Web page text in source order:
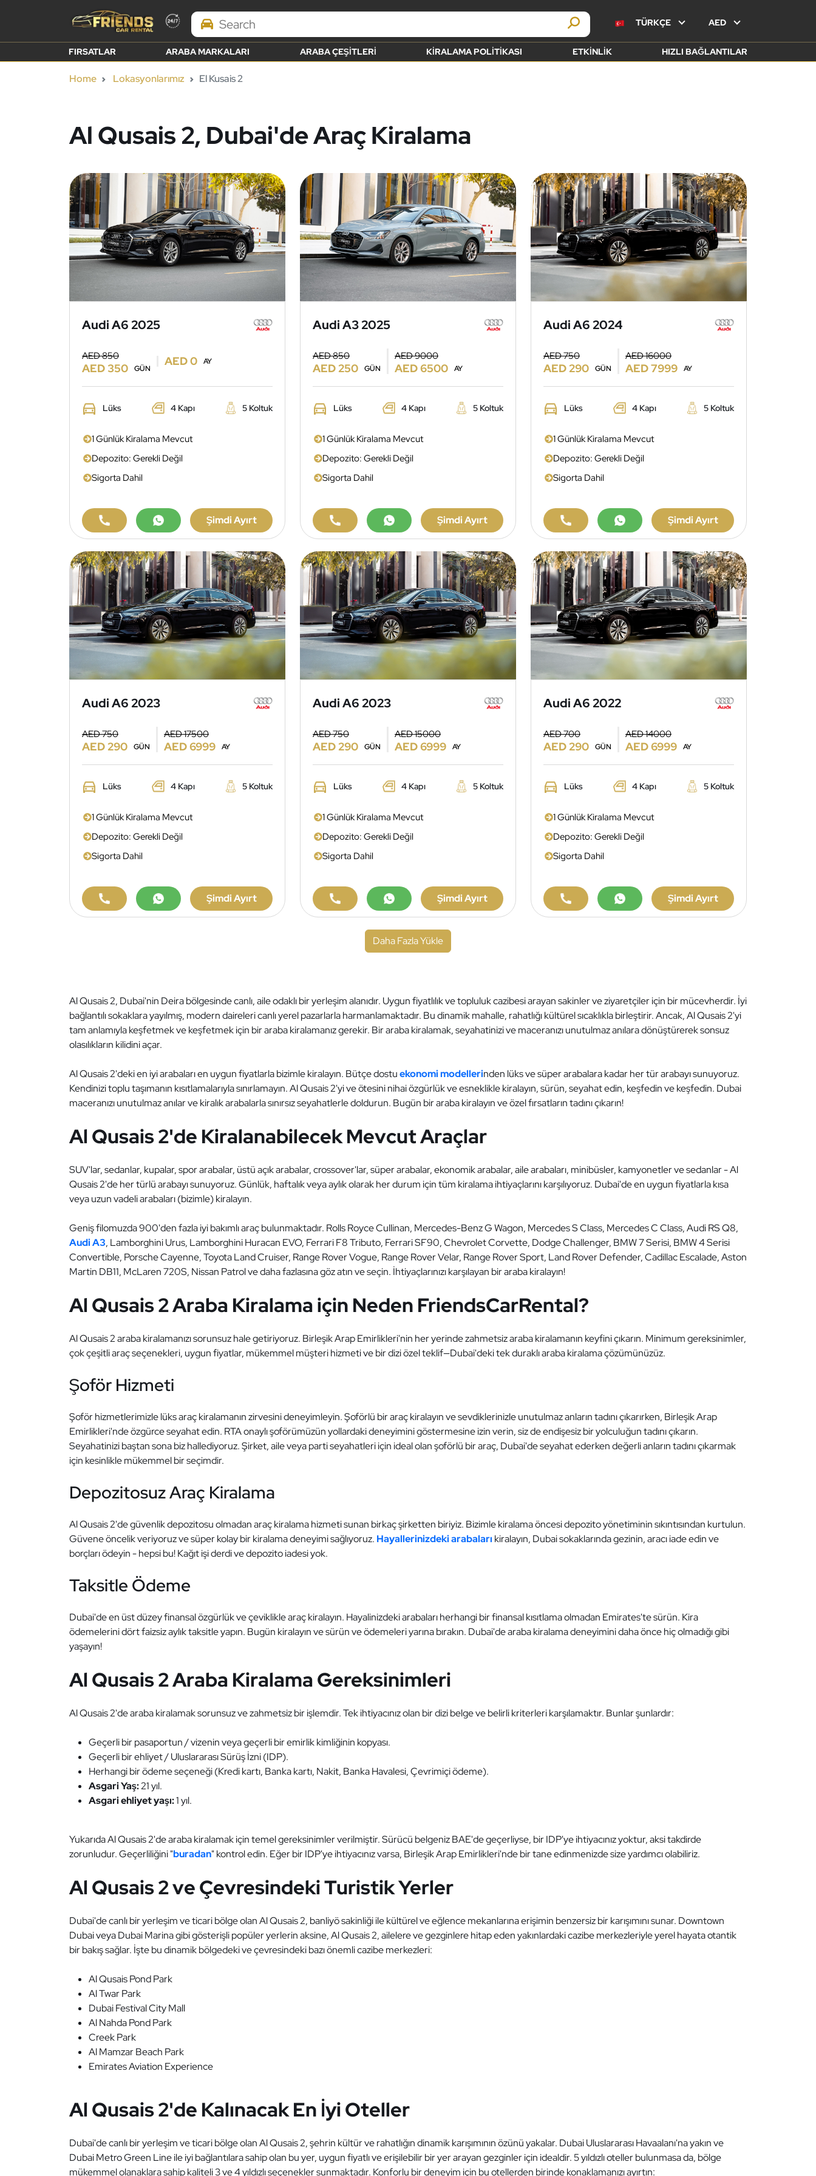
Search Brands TÜRKÇE AED
FIRSATLAR ARABA MARKALARI ARABA ÇEŞITLERI KIRALAMA POLITIKASI ETKINLIK HIZLI BAĞLANTILAR
Home Lokasyonlarımız El Kusais 2
Al Qusais 2, Dubai'de Araç Kiralama
Audi A6 2025
AED 850
AED 350 GÜN
AED 0 AY
Lüks 4 Kapı 5 Koltuk
1 Günlük Kiralama Mevcut
Depozito: Gerekli Değil
Sigorta Dahil
Şimdi Ayırt
Audi A3 2025
AED 850
AED 250 GÜN
AED 9000
AED 6500 AY
Lüks 4 Kapı 5 Koltuk
1 Günlük Kiralama Mevcut
Depozito: Gerekli Değil
Sigorta Dahil
Şimdi Ayırt
Audi A6 2024
AED 750
AED 290 GÜN
AED 16000
AED 7999 AY
Lüks 4 Kapı 5 Koltuk
1 Günlük Kiralama Mevcut
Depozito: Gerekli Değil
Sigorta Dahil
Şimdi Ayırt
Audi A6 2023
AED 750
AED 290 GÜN
AED 17500
AED 6999 AY
Lüks 4 Kapı 5 Koltuk
1 Günlük Kiralama Mevcut
Depozito: Gerekli Değil
Sigorta Dahil
Şimdi Ayırt
Audi A6 2023
AED 750
AED 290 GÜN
AED 15000
AED 6999 AY
Lüks 4 Kapı 5 Koltuk
1 Günlük Kiralama Mevcut
Depozito: Gerekli Değil
Sigorta Dahil
Şimdi Ayırt
Audi A6 2022
AED 700
AED 290 GÜN
AED 14000
AED 6999 AY
Lüks 4 Kapı 5 Koltuk
1 Günlük Kiralama Mevcut
Depozito: Gerekli Değil
Sigorta Dahil
Şimdi Ayırt
Daha Fazla Yükle
Al Qusais 2, Dubai'nin Deira bölgesinde canlı, aile odaklı bir yerleşim alanıdır. Uygun fiyatlılık ve topluluk cazibesi arayan sakinler ve ziyaretçiler için bir mücevherdir. İyi
bağlantılı sokaklara yayılmış, modern daireleri canlı yerel pazarlarla harmanlamaktadır. Bu dinamik mahalle, rahatlığı kültürel sıcaklıkla birleştirir. Ancak, Al Qusais 2'yi
tam anlamıyla keşfetmek ve keşfetmek için bir araba kiralamanız gerekir. Bir araba kiralamak, seyahatinizi ve maceranızı unutulmaz anılara dönüştürerek sonsuz
olasılıkların kilidini açar.
Al Qusais 2'deki en iyi arabaları en uygun fiyatlarla bizimle kiralayın. Bütçe dostuekonomi modellerinden lüks ve süper arabalara kadar her tür arabayı sunuyoruz.
Kendinizi toplu taşımanın kısıtlamalarıyla sınırlamayın. Al Qusais 2'yi ve ötesini nihai özgürlük ve esneklikle kiralayın, sürün, seyahat edin, keşfedin ve keşfedin. Dubai
maceranızı unutulmaz anılar ve kiralık arabalarla sınırsız seyahatlerle doldurun. Bugün bir araba kiralayın ve özel fırsatların tadını çıkarın!
Al Qusais 2'de Kiralanabilecek Mevcut Araçlar
SUV'lar, sedanlar, kupalar, spor arabalar, üstü açık arabalar, crossover'lar, süper arabalar, ekonomik arabalar, aile arabaları, minibüsler, kamyonetler ve sedanlar - Al
Qusais 2'de her türlü arabayı sunuyoruz. Günlük, haftalık veya aylık olarak her durum için tüm kiralama ihtiyaçlarını karşılıyoruz. Dubai'de en uygun fiyatlarla kısa
veya uzun vadeli arabaları (bizimle) kiralayın.
Geniş filomuzda 900'den fazla iyi bakımlı araç bulunmaktadır. Rolls Royce Cullinan, Mercedes-Benz G Wagon, Mercedes S Class, Mercedes C Class, Audi RS Q8,
Audi A3, Lamborghini Urus, Lamborghini Huracan EVO, Ferrari F8 Tributo, Ferrari SF90, Chevrolet Corvette, Dodge Challenger, BMW 7 Serisi, BMW 4 Serisi
Convertible, Porsche Cayenne, Toyota Land Cruiser, Range Rover Vogue, Range Rover Velar, Range Rover Sport, Land Rover Defender, Cadillac Escalade, Aston
Martin DB11, McLaren 720S, Nissan Patrol ve daha fazlasına göz atın ve seçin. İhtiyaçlarınızı karşılayan bir araba kiralayın!
Al Qusais 2 Araba Kiralama için Neden FriendsCarRental?
Al Qusais 2 araba kiralamanızı sorunsuz hale getiriyoruz. Birleşik Arap Emirlikleri'nin her yerinde zahmetsiz araba kiralamanın keyfini çıkarın. Minimum gereksinimler,
çok çeşitli araç seçenekleri, uygun fiyatlar, mükemmel müşteri hizmeti ve bir dizi özel teklif—Dubai'deki tek duraklı araba kiralama çözümünüzüz.
Şoför Hizmeti
Şoför hizmetlerimizle lüks araç kiralamanın zirvesini deneyimleyin. Şoförlü bir araç kiralayın ve sevdiklerinizle unutulmaz anların tadını çıkarırken, Birleşik Arap
Emirlikleri'nde özgürce seyahat edin. RTA onaylı şoförümüzün yollardaki deneyimini göstermesine izin verin, siz de endişesiz bir yolculuğun tadını çıkarın.
Seyahatinizi baştan sona biz hallediyoruz. Şirket, aile veya parti seyahatleri için ideal olan şoförlü bir araç, Dubai'de seyahat ederken değerli anların tadını çıkarmak
için kesinlikle mükemmel bir seçimdir.
Depozitosuz Araç Kiralama
Al Qusais 2'de güvenlik depozitosu olmadan araç kiralama hizmeti sunan birkaç şirketten biriyiz. Bizimle kiralama öncesi depozito yönetiminin sıkıntısından kurtulun.
Güvene öncelik veriyoruz ve süper kolay bir kiralama deneyimi sağlıyoruz. Hayallerinizdeki arabaları kiralayın, Dubai sokaklarında gezinin, aracı iade edin ve
borçları ödeyin - hepsi bu! Kağıt işi derdi ve depozito iadesi yok.
Taksitle Ödeme
Dubai'de en üst düzey finansal özgürlük ve çeviklikle araç kiralayın. Hayalinizdeki arabaları herhangi bir finansal kısıtlama olmadan Emirates'te sürün. Kira
ödemelerini dört faizsiz aylık taksitle yapın. Bugün kiralayın ve sürün ve ödemeleri yarına bırakın. Dubai'de araba kiralama deneyimini daha önce hiç olmadığı gibi
yaşayın!
Al Qusais 2 Araba Kiralama Gereksinimleri
Al Qusais 2'de araba kiralamak sorunsuz ve zahmetsiz bir işlemdir. Tek ihtiyacınız olan bir dizi belge ve belirli kriterleri karşılamaktır. Bunlar şunlardır:
Geçerli bir pasaportun / vizenin veya geçerli bir emirlik kimliğinin kopyası.
Geçerli bir ehliyet / Uluslararası Sürüş İzni (IDP).
Herhangi bir ödeme seçeneği (Kredi kartı, Banka kartı, Nakit, Banka Havalesi, Çevrimiçi ödeme).
Asgari Yaş:21 yıl.
Asgari ehliyet yaşı:1 yıl.
Yukarıda Al Qusais 2'de araba kiralamak için temel gereksinimler verilmiştir. Sürücü belgeniz BAE'de geçerliyse, bir IDP'ye ihtiyacınız yoktur, aksi takdirde
zorunludur. Geçerliliğini "buradan" kontrol edin. Eğer bir IDP'ye ihtiyacınız varsa, Birleşik Arap Emirlikleri'nde bir tane edinmenizde size yardımcı olabiliriz.
Al Qusais 2 ve Çevresindeki Turistik Yerler
Dubai'de canlı bir yerleşim ve ticari bölge olan Al Qusais 2, banliyö sakinliği ile kültürel ve eğlence mekanlarına erişimin benzersiz bir karışımını sunar. Downtown
Dubai veya Dubai Marina gibi gösterişli popüler yerlerin aksine, Al Qusais 2, ailelere ve gezginlere hitap eden yakınlardaki cazibe merkezleriyle yerel hayata otantik
bir bakış sağlar. İşte bu dinamik bölgedeki ve çevresindeki bazı önemli cazibe merkezleri:
Al Qusais Pond Park
Al Twar Park
Dubai Festival City Mall
Al Nahda Pond Park
Creek Park
Al Mamzar Beach Park
Emirates Aviation Experience
Al Qusais 2'de Kalınacak En İyi Oteller
Dubai'de canlı bir yerleşim ve ticari bölge olan Al Qusais 2, şehrin kültür ve rahatlığın dinamik karışımının özünü yakalar. Dubai Uluslararası Havaalanı'na yakın ve
Dubai Metro Green Line ile iyi bağlantılara sahip olan bu yer, uygun fiyatlı ve erişilebilir bir yer arayan gezginler için idealdir. 5 yıldızlı oteller bulunmasa da, bölge
mükemmel olanaklara sahip kaliteli 3 ve 4 yıldızlı seçenekler sunmaktadır. Konforlu bir deneyim için bu otellerden birinde konaklamanızı ayırtın: